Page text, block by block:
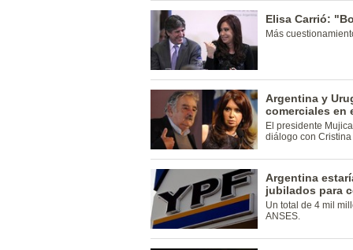
Elisa Carrió:
Más
Argentina y
comerciales en
El presidente
diálogo con
Argentina
jubilados para
Un total de 4 mil
ANSES.